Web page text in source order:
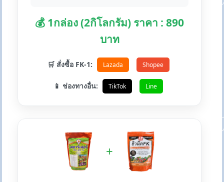
💰 1กล่อง (2กิโลกรัม) ราคา : 890
บาท
🛒 สั่งซื้อ FK-1: Lazada Shopee
📱 ช่องทางอื่น: TikTok Line
+